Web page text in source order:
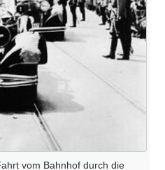
vom Bahnhof durch die